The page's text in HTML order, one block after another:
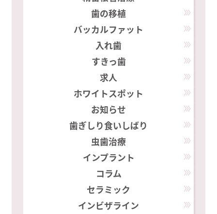
歯の移植
バッカルファット
入れ歯
すきっ歯
求人
ホワイトスポット
お知らせ
歯ぎしり食いしばり
虫歯治療
インプラント
コラム
セラミック
インビザライン